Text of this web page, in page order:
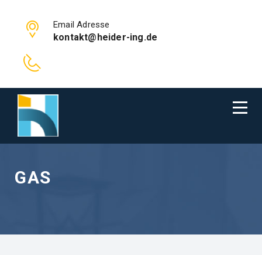
Email Adresse
kontakt@heider-ing.de
GAS